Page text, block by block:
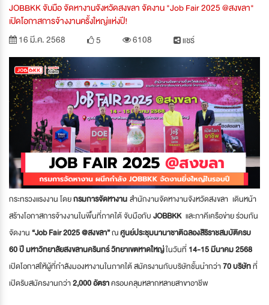
JOBBKK จับมือ จัดหางานจังหวัดสงขลา จัดงาน "Job Fair 2025 @สงขลา"
เปิดโอกาสการจ้างงานครั้งใหญ่แห่งปี!
16 มี.ค. 2568
5 6108 แชร์
กระทรวงแรงงาน โดยกรมการจัดหางานสำนักงานจัดหางานจังหวัดสงขลา เดินหน้า
สร้างโอกาสการจ้างงานในพื้นที่ภาคใต้ จับมือกับJOBBKKและภาคีเครือข่าย ร่วมกัน
จัดงาน“Job Fair 2025 @สงขลา”ณศูนย์ประชุมนานาชาติฉลองสิริราชสมบัติครบ
60 ปี มหาวิทยาลัยสงขลานครินทร์ วิทยาเขตหาดใหญ่ในวันที่14-15 มีนาคม 2568
เปิดโอกาสให้ผู้ที่กำลังมองหางานในภาคใต้ สมัครงานกับบริษัทชั้นนำกว่า70 บริษัทที่
เปิดรับสมัครงานกว่า2,000 อัตราครอบคลุมหลากหลายสาขาอาชีพ